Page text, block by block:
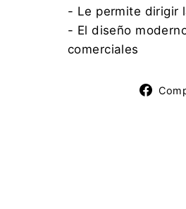
- Le permite dirigir
- El diseño
comerciales